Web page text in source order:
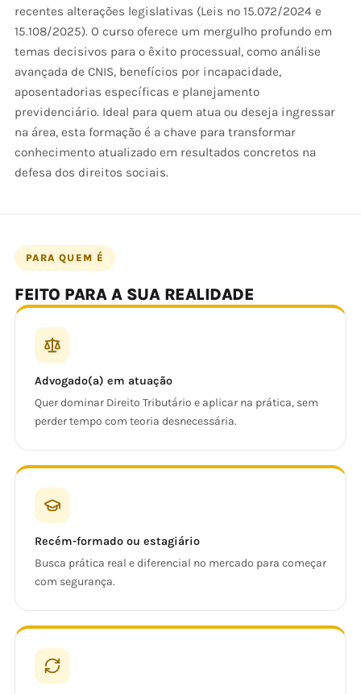
recentes alterações legislativas (Leis nº 15.072/2024 e
15.108/2025). O curso oferece um mergulho profundo em
temas decisivos para o êxito processual, como análise
avançada de CNIS, benefícios por incapacidade,
aposentadorias específicas e planejamento
previdenciário. Ideal para quem atua ou deseja ingressar
na área, esta formação é a chave para transformar
conhecimento atualizado em resultados concretos na
defesa dos direitos sociais.
PARA QUEM É
FEITO PARA A SUA REALIDADE
Advogado(a) em atuação
Quer dominar Direito Tributário e aplicar na prática, sem
perder tempo com teoria desnecessária.
Recém-formado ou estagiário
Busca prática real e diferencial no mercado para começar
com segurança.